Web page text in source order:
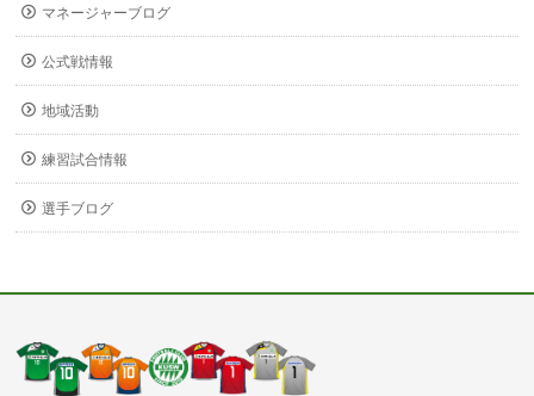
マネージャーブログ
公式戦情報
地域活動
練習試合情報
選手ブログ